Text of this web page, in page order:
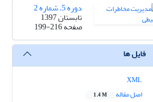
دوره 5، شماره 2
تابستان 1397
صفحه199-216
فایل ها
اصل مقاله
1.4 M